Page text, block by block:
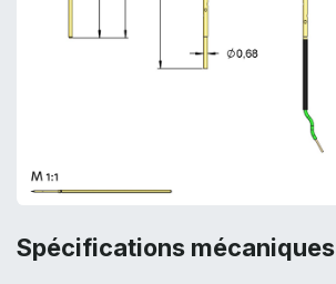
Spécifications mécaniques